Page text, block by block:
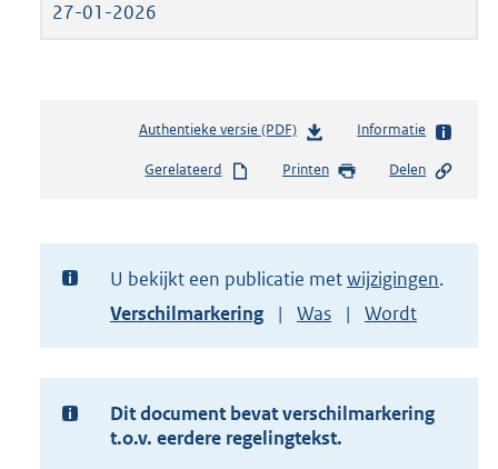
27-01-2026
Authentieke versie (PDF)b
s
n
g
t
t
Informatie
Gerelateerd Printen Delen
U bekijkt een publicatie metwijzigingen
Toon
versie
van
document
Verschilmarkering Was Wordt
Dit document bevat verschilmarkering
t.o.v. eerdere regelingtekst.